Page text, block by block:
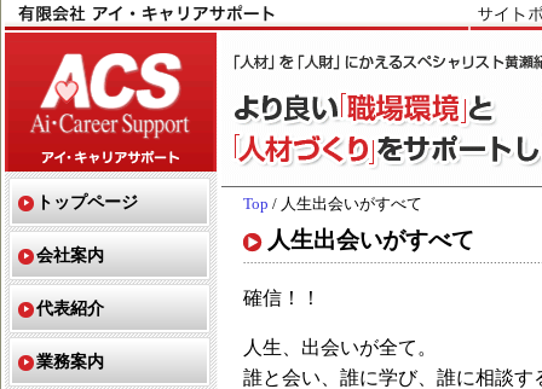
Top / 人生出会いがすべて
人生出会いがすべて
確信！！
人生、出会いが全て。
誰と会い、誰に学び、誰に相談
トップページ
会社案内
代表紹介
業務案内